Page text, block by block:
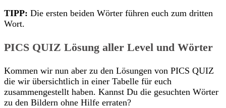
TIPP: Die ersten beiden Wörter führen euch zum dritten
Wort.
PICS QUIZ Lösung aller Level und Wörter
Kommen wir nun aber zu den Lösungen von PICS QUIZ
die wir übersichtlich in einer Tabelle für euch
zusammengestellt haben. Kannst Du die gesuchten Wörter
zu den Bildern ohne Hilfe erraten?